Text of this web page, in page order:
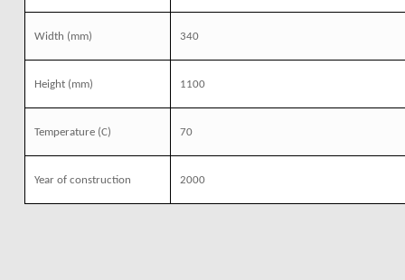
Width (mm) 340
Height(mm) 1100
Temperature(C) 70
Year of construction 2000